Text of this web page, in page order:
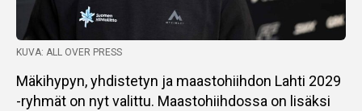
KUVA: ALL OVER PRESS
Mäkihypyn, yhdistetyn ja maastohiihdon Lahti 2029
-ryhmät on nyt valittu. Maastohiihdossa on lisäksi